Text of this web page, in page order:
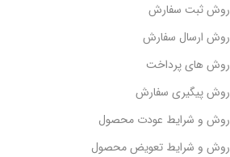
روش ثبت سفارش
روش ارسال سفارش
روش های پرداخت
روش پیگیری سفارش
روش و شرایط عودت محصول
روش و شرایط تعویض محصول